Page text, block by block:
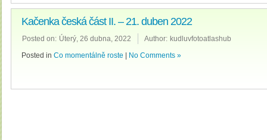
Kačenka česká část II. – 21. duben 2022
Posted on: Úterý, 26 dubna, 2022 Author: kudluvfotoatlashub
Posted in Co momentálně roste No Comments »